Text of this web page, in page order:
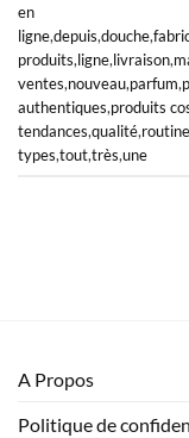
en
ligne,depuis,douche,
produits,ligne,livraison,
ventes,nouveau,parfum,
authentiques,produits
tendances,qualité,routine
types,tout,très,une
A Propos
Politique de